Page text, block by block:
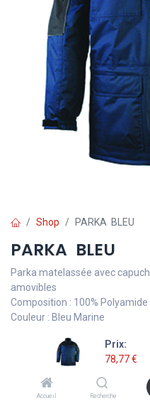
Prix:
78,77€
Accueil Recherche
Shop PARKA BLEU
PARKA BLEU
Parka matelassée avec
amovibles
Composition : 100%
Couleur : Bleu Marine
€